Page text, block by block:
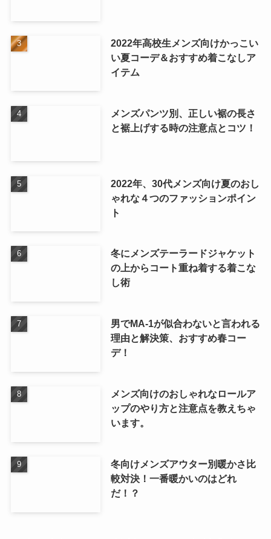
2022年高校生メンズ向けかっこい
い夏コーデ＆おすすめ着こなしア
イテム
メンズパンツ別、正しい裾の長さ
と裾上げする時の注意点とコツ！
2022年、30代メンズ向け夏のおし
ゃれな４つのファッションポイン
ト
冬にメンズテーラードジャケット
の上からコート重ね着する着こな
し術
男でMA-1が似合わないと言われる
理由と解決策、おすすめ春コー
デ！
メンズ向けのおしゃれなロールア
ップのやり方と注意点を教えちゃ
います。
冬向けメンズアウター別暖かさ比
較対決！一番暖かいのはどれ
だ！？